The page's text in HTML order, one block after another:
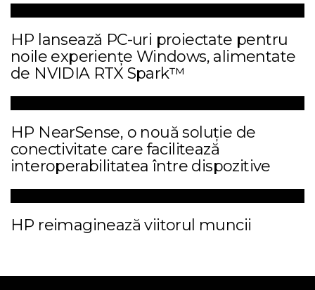
HP lansează PC-uri proiectate pentru
noile experiențe Windows, alimentate
de NVIDIA RTX Spark™
HP NearSense, o nouă soluție de
conectivitate care facilitează
interoperabilitatea între dispozitive
HP reimaginează viitorul muncii